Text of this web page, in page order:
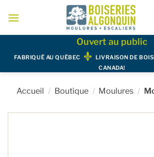
Ouvert au public
FABRIQUÉ AU QUÉBEC
LIVRAISON DE
CANADA!
Accueil / Boutique / Moulures /